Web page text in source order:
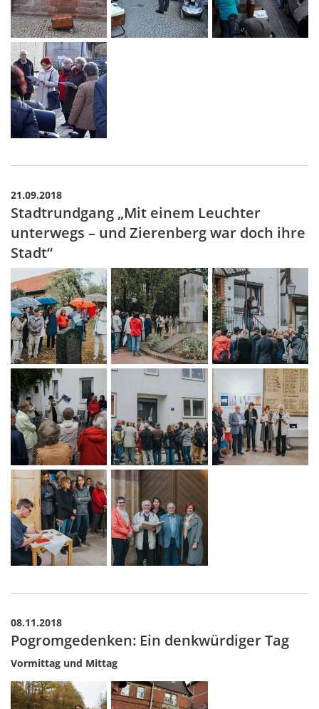
21.09.2018
Stadtrundgang „Mit einem Leuchter
unterwegs – und Zierenberg war doch ihre
Stadt“
08.11.2018
Pogromgedenken: Ein denkwürdiger Tag
Vormittag und Mittag